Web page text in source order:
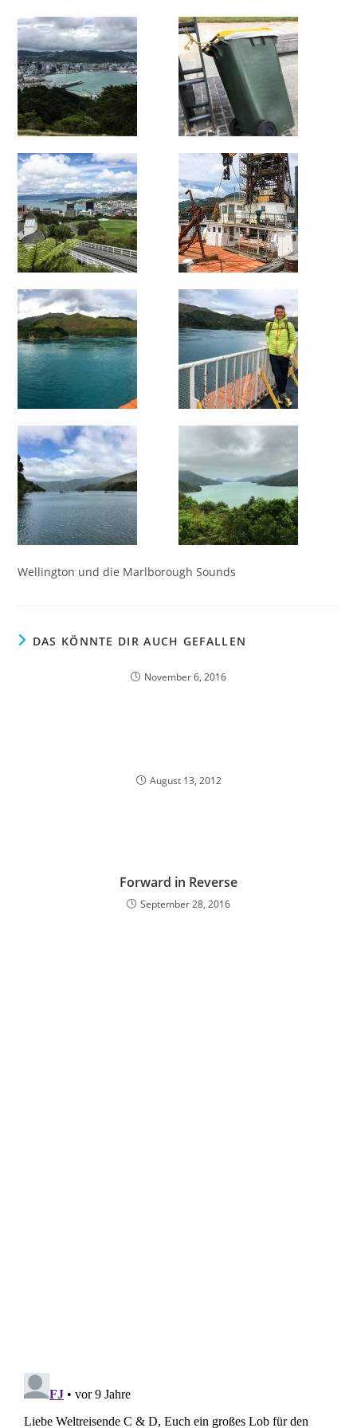
Wellington und die Marlborough Sounds
DAS KÖNNTE DIR AUCH GEFALLEN
November 6, 2016
August 13, 2012
Forward in Reverse
September 28, 2016